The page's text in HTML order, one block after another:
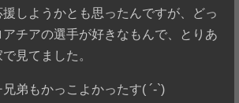
しようかとも思ったんですが、どっ
チアの選手が好きなもんで、とりあ
見てました。
弟もかっこよかったす( ´-`)